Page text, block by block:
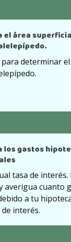
el área
para determinar
los gastos
tasa de interés.
averigua cuanto
a tu
interés.